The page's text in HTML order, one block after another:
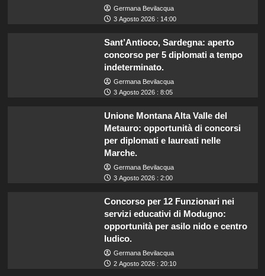
Germana Bevilacqua
3 Agosto 2026 : 14:00
Sant’Antioco, Sardegna: aperto
concorso per 5 diplomati a tempo
indeterminato.
Germana Bevilacqua
3 Agosto 2026 : 8:05
Unione Montana Alta Valle del
Metauro: opportunità di concorsi
per diplomati e laureati nelle
Marche.
Germana Bevilacqua
3 Agosto 2026 : 2:00
Concorso per 12 Funzionari nei
servizi educativi di Modugno:
opportunità per asilo nido e centro
ludico.
Germana Bevilacqua
2 Agosto 2026 : 20:10